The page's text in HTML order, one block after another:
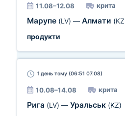
11.08–12.08 крита
Марупе (LV) — Алмати
продукти
1 день тому (06:51 07.08)
10.08–14.08 крита
Рига (LV) — Уральськ (KZ)